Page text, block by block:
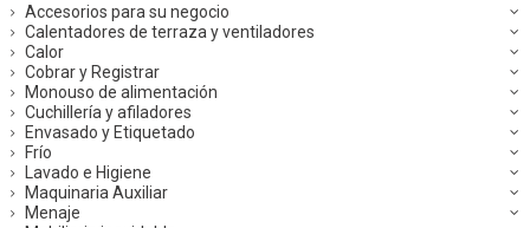
Accesorios para su negocio
Calentadores de terraza y ventiladores
Calor
Cobrar y Registrar
Monouso de alimentación
Cuchillería y afiladores
Envasado y Etiquetado
Frío
Lavado e Higiene
Maquinaria Auxiliar
Menaje